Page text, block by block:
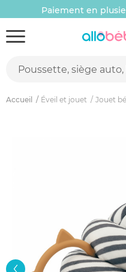
Paiement en
Accueil Éveil et jouet Jouet